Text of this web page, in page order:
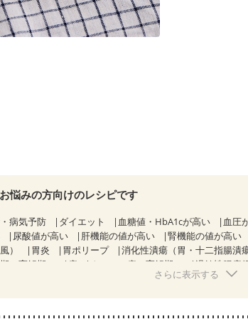
悩みの方向けのレシピです
病気予防 ダイエット 血糖値・HbA1cが高い 血圧
尿酸値が高い 肝機能の値が高い 腎機能の値が高い
）
胃炎 胃ポリープ 消化性潰瘍（胃・十二指腸潰
・寛解期）
痔 クローン病（寛解期） 過敏性腸症
CKD（ステージ３b）
乳が
さらに表示する